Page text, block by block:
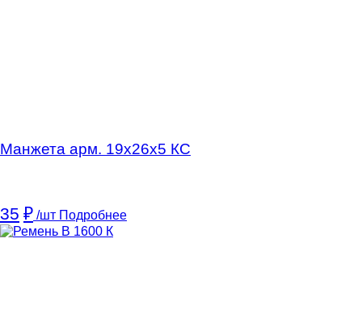
Манжета арм. 19х26х5 КC
35 ₽ /шт Подробнее